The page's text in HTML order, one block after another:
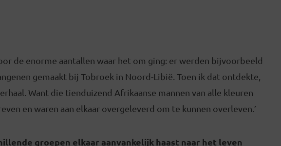
de enorme aantallen waar het om ging: er werden bijvoorbeeld
gemaakt bij Tobroek in Noord-Libië. Toen ik dat ontdekte,
Want die tienduizend Afrikaanse mannen van alle kleuren
en waren aan elkaar overgeleverd om te kunnen overleven.’
groepen elkaar aanvankelijk haast naar het leven